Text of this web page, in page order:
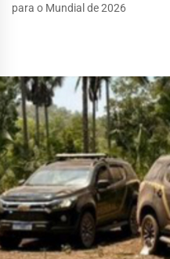
para o Mundial de 2026